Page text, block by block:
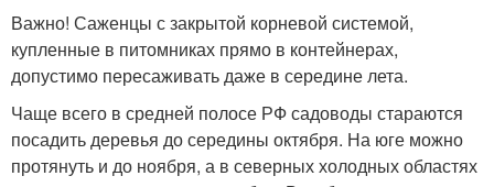
Важно! Саженцы с закрытой корневой системой,
купленные в питомниках прямо в контейнерах,
допустимо пересаживать даже в середине лета.
Чаще всего в средней полосе РФ садоводы стараются
посадить деревья до середины октября. На юге можно
протянуть и до ноября, а в северных холодных областях